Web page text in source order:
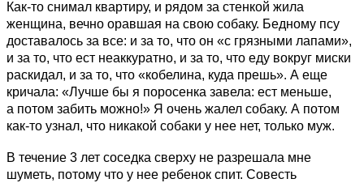
Как-то снимал квартиру, и рядом за стенкой жила
женщина, вечно оравшая на свою собаку. Бедному псу
доставалось за все: и за то, что он «с грязными лапами»,
и за то, что ест неаккуратно, и за то, что еду вокруг миски
раскидал, и за то, что «кобелина, куда прешь». А еще
кричала: «Лучше бы я поросенка завела: ест меньше,
а потом забить можно!» Я очень жалел собаку. А потом
как-то узнал, что никакой собаки у нее нет, только муж.
В течение 3 лет соседка сверху не разрешала мне
шуметь, потому что у нее ребенок спит. Совесть